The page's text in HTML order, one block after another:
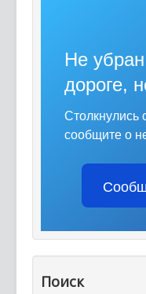
Не
дороге,
сообщите о
Поиск